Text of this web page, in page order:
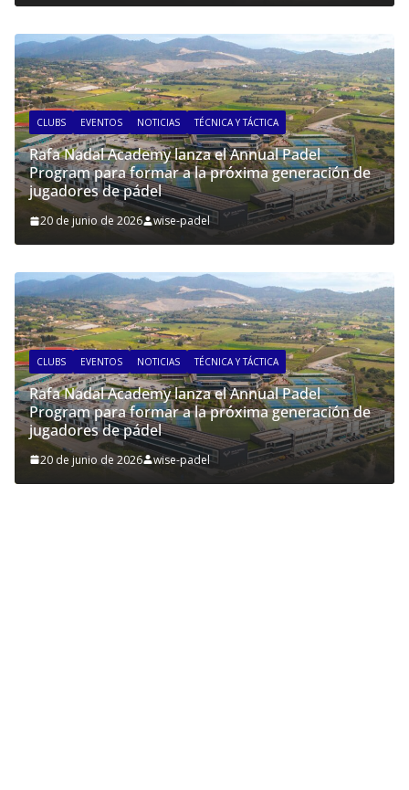
CLUBS EVENTOS NOTICIAS TÉCNICA Y TÁCTICA
Rafa Nadal Academy lanza el Annual Padel
Program para formar a la próxima generación de
jugadores de pádel
20 de junio de 2026 wise-padel
CLUBS EVENTOS NOTICIAS TÉCNICA Y TÁCTICA
Rafa Nadal Academy lanza el Annual Padel
Program para formar a la próxima generación de
jugadores de pádel
20 de junio de 2026 wise-padel